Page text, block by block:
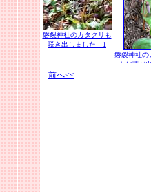
磐裂神社のカタクリも
咲き出しました 1
磐裂神社の
まだ蕾が
前へ<<